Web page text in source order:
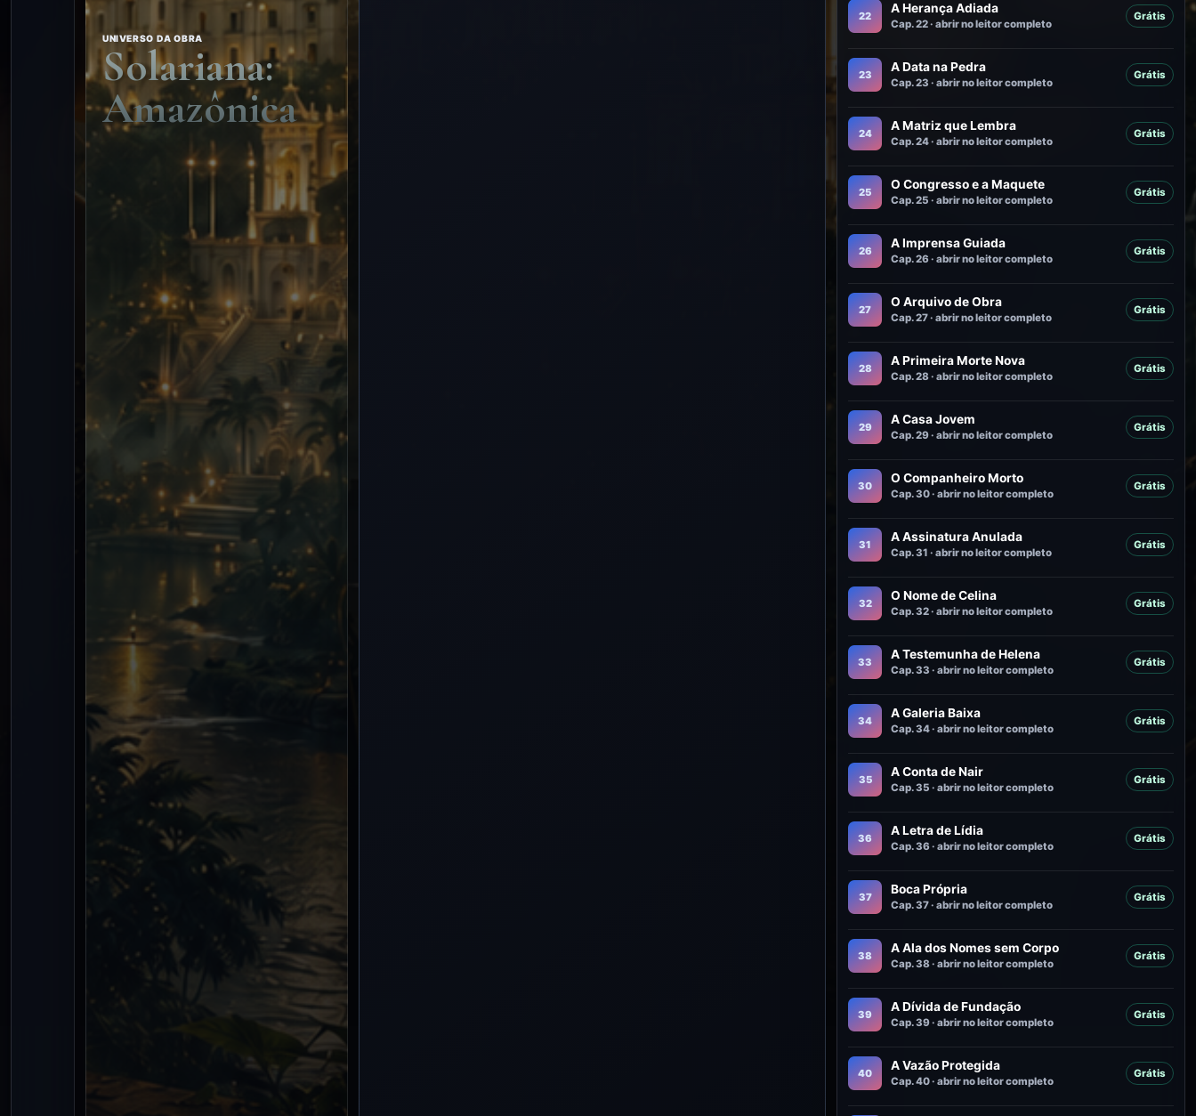
UNIVERSO DA OBRA
Solariana:
Amazônica
22
A Herança Adiada
Cap. 22 · abrir no leitor completo
Grátis
23
A Data na Pedra
Cap. 23 · abrir no leitor completo
Grátis
24
A Matriz que Lembra
Cap. 24 · abrir no leitor completo
Grátis
25
O Congresso e a Maquete
Cap. 25 · abrir no leitor completo
Grátis
26
A Imprensa Guiada
Cap. 26 · abrir no leitor completo
Grátis
27
O Arquivo de Obra
Cap. 27 · abrir no leitor completo
Grátis
28
A Primeira Morte Nova
Cap. 28 · abrir no leitor completo
Grátis
29
A Casa Jovem
Cap. 29 · abrir no leitor completo
Grátis
30
O Companheiro Morto
Cap. 30 · abrir no leitor completo
Grátis
31
A Assinatura Anulada
Cap. 31 · abrir no leitor completo
Grátis
32
O Nome de Celina
Cap. 32 · abrir no leitor completo
Grátis
33
A Testemunha de Helena
Cap. 33 · abrir no leitor completo
Grátis
34
A Galeria Baixa
Cap. 34 · abrir no leitor completo
Grátis
35
A Conta de Nair
Cap. 35 · abrir no leitor completo
Grátis
36
A Letra de Lídia
Cap. 36 · abrir no leitor completo
Grátis
37
Boca Própria
Cap. 37 · abrir no leitor completo
Grátis
38
A Ala dos Nomes sem Corpo
Cap. 38 · abrir no leitor completo
Grátis
39
A Dívida de Fundação
Cap. 39 · abrir no leitor completo
Grátis
40
A Vazão Protegida
Cap. 40 · abrir no leitor completo
Grátis